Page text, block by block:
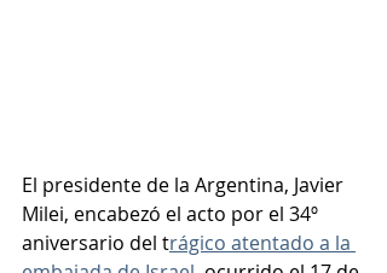
El presidente de la Argentina, Javier
Milei, encabezó el acto por el 34º
aniversario del trágico atentado a la